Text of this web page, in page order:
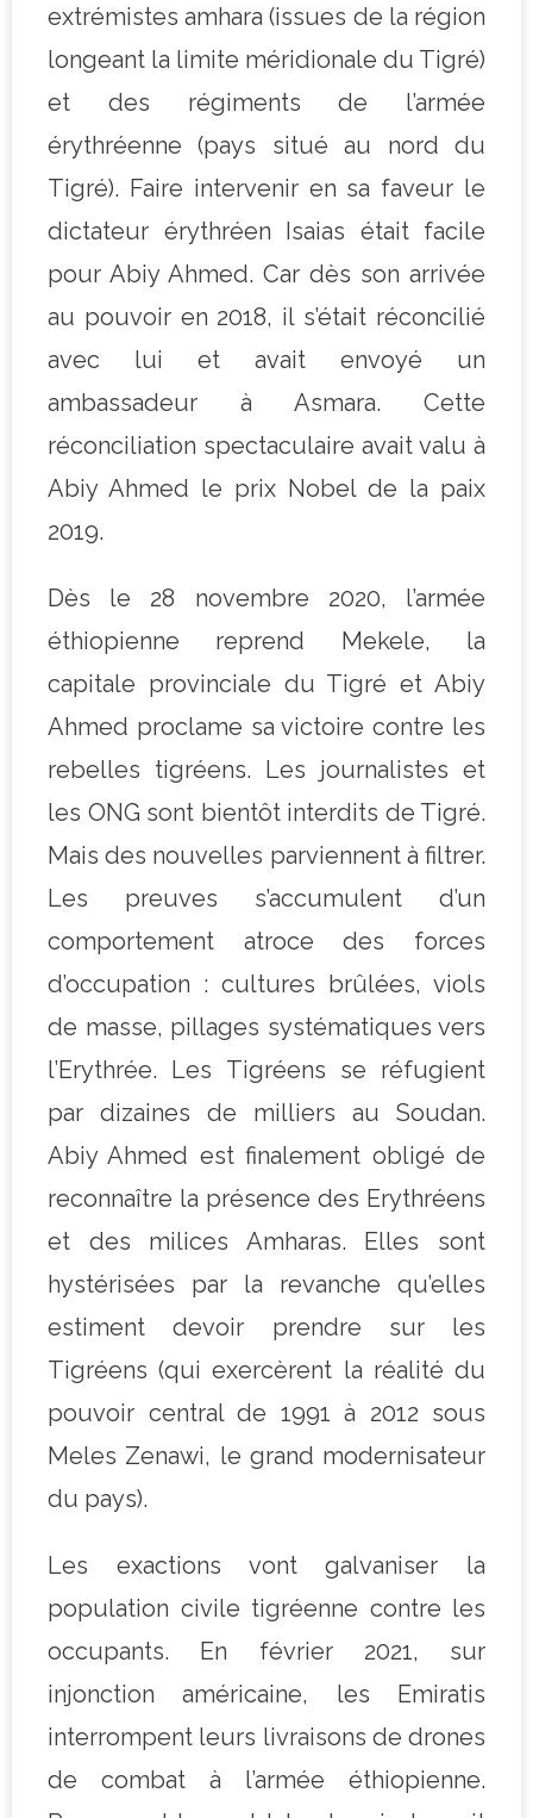
extrémistes amhara (issues de la région
longeant la limite méridionale du Tigré)
et des régiments de l’armée
érythréenne (pays situé au nord du
Tigré). Faire intervenir en sa faveur le
dictateur érythréen Isaias était facile
pour Abiy Ahmed. Car dès son arrivée
au pouvoir en 2018, il s’était réconcilié
avec lui et avait envoyé un
ambassadeur à Asmara. Cette
réconciliation spectaculaire avait valu à
Abiy Ahmed le prix Nobel de la paix
2019.
Dès le 28 novembre 2020, l’armée
éthiopienne reprend Mekele, la
capitale provinciale du Tigré et Abiy
Ahmed proclame sa victoire contre les
rebelles tigréens. Les journalistes et
les ONG sont bientôt interdits de Tigré.
Mais des nouvelles parviennent à filtrer.
Les preuves s’accumulent d’un
comportement atroce des forces
d’occupation : cultures brûlées, viols
de masse, pillages systématiques vers
l’Erythrée. Les Tigréens se réfugient
par dizaines de milliers au Soudan.
Abiy Ahmed est finalement obligé de
reconnaître la présence des Erythréens
et des milices Amharas. Elles sont
hystérisées par la revanche qu’elles
estiment devoir prendre sur les
Tigréens (qui exercèrent la réalité du
pouvoir central de 1991 à 2012 sous
Meles Zenawi, le grand modernisateur
du pays).
Les exactions vont galvaniser la
population civile tigréenne contre les
occupants. En février 2021, sur
injonction américaine, les Emiratis
interrompent leurs livraisons de drones
de combat à l’armée éthiopienne.